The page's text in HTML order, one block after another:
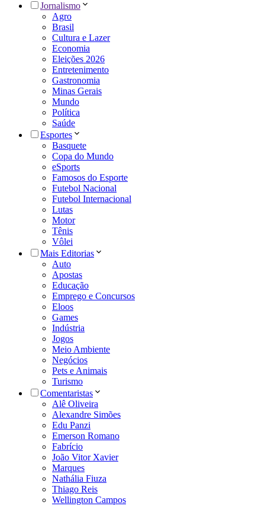
Jornalismo
Agro
Brasil
Cultura e Lazer
Economia
Eleições 2026
Entretenimento
Gastronomia
Minas Gerais
Mundo
Política
Saúde
Esportes
Basquete
Copa do Mundo
eSports
Famosos do Esporte
Futebol Nacional
Futebol Internacional
Lutas
Motor
Tênis
Vôlei
Mais Editorias
Auto
Apostas
Educação
Emprego e Concursos
Eloos
Games
Indústria
Jogos
Meio Ambiente
Negócios
Pets e Animais
Turismo
Comentaristas
Alê Oliveira
Alexandre Simões
Edu Panzi
Emerson Romano
Fabrício
João Vitor Xavier
Marques
Nathália Fiuza
Thiago Reis
Wellington Campos